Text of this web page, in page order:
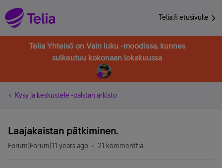
Telia.fi etusivulle
Telia Yhteisö on Vain luku -moodissa, kunnes
sulkeutuu kokonaan lokakuussa
Kysy ja keskustele -palstan arkisto
Laajakaistan pätkiminen.
Forum|Forum|11 years ago 21 kommenttia